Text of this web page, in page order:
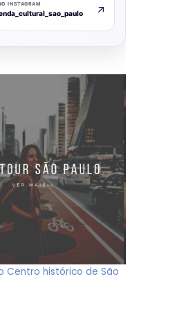
INSTAGRAM
Centro histórico de São